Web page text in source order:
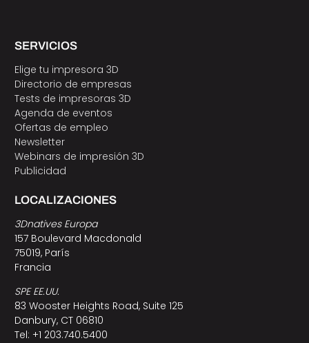
SERVICIOS
Elige tu impresora 3D
Directorio de empresas
Tests de impresoras 3D
Agenda de eventos
Ofertas de empleo
Newsletter
Webinars de impresión 3D
Publicidad
LOCALIZACIONES
3Dnatives Europa
157 Boulevard Macdonald
75019, París
Francia
SPE EE.UU.
83 Wooster Heights Road, Suite 125
Danbury, CT 06810
Tel: +1 203.740.5400